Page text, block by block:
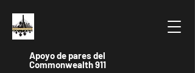
Apoyo de pares del
Commonwealth 911